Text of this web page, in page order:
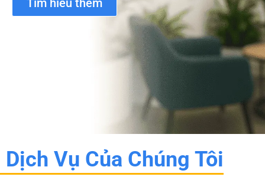
Tìm hiểu thêm
Dịch Vụ Của Chúng Tôi